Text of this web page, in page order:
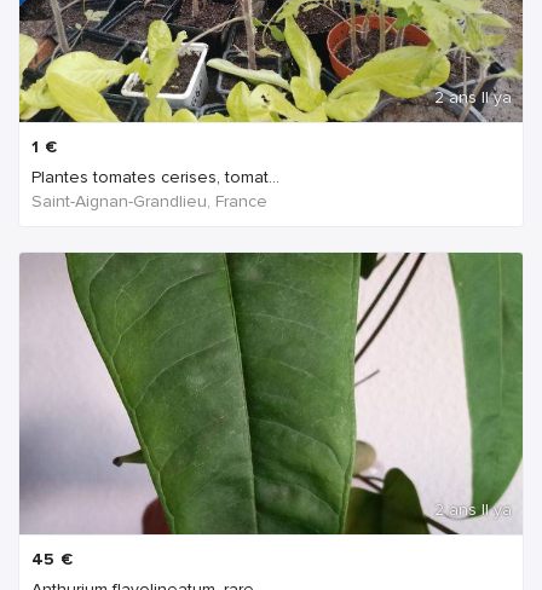
2 ans Il ya
1 €
Plantes tomates cerises, tomat...
Saint-Aignan-Grandlieu, France
2 ans Il ya
45 €